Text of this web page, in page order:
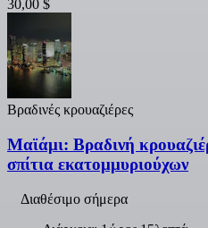
30,00 $
Βραδινές κρουαζιέρες
Μαϊάμι: Βραδινή
σπίτια εκατομμυριούχων
Διαθέσιμο σήμερα